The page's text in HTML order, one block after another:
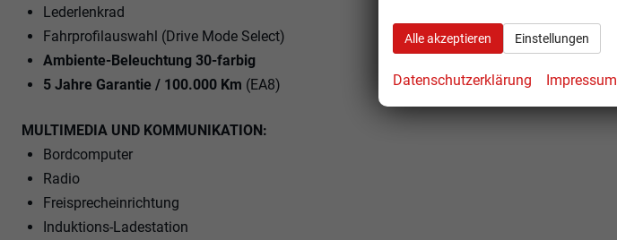
Lederlenkrad
Fahrprofilauswahl (Drive Mode Select)
Ambiente-Beleuchtung 30-farbig
5 Jahre Garantie / 100.000 Km (EA8)
MULTIMEDIA UND KOMMUNIKATION:
Bordcomputer
Radio
Freisprecheinrichtung
Induktions-Ladestation
Alle akzeptieren Einstellungen
Datenschutzerklärung Impressum